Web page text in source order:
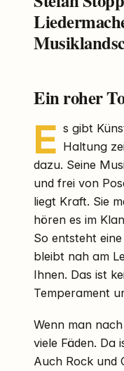
Ein roher
E s gibt
Haltung
dazu. Seine
und frei von
liegt Kraft. Sie
hören es im
So entsteht
bleibt nah am
Ihnen. Das ist
Temperament
Wenn man
viele Fäden. Da
Auch Rock und